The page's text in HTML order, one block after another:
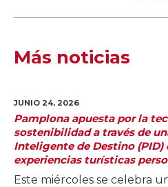
Más noticias
JUNIO 24, 2026
Pamplona apuesta por la
sostenibilidad a través de
Inteligente de Destino (PID)
experiencias turísticas
Este miércoles se celebra